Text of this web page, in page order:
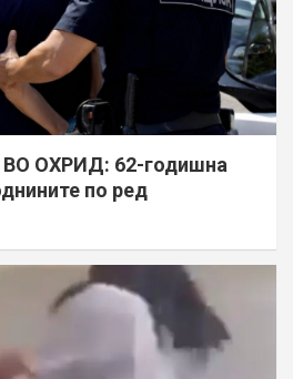
ОХРИД: 62-годишна
по ред